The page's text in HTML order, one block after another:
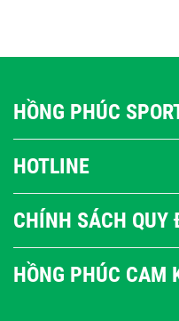
HỒNG PHÚC
HOTLINE
CHÍNH SÁCH QUY
HỒNG PHÚC CAM